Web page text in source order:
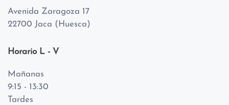
Avenida Zaragoza 17
22700 Jaca (Huesca)
Horario L - V
Mañanas
9:15 - 13:30
Tardes